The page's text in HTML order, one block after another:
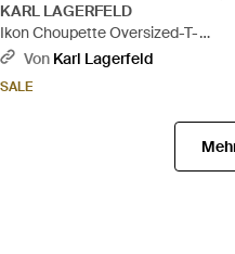
KARL LAGERFELD
Ikon Choupette Oversized-T-
Shirt, Damen, Größe - Natur
Von Karl Lagerfeld
SALE